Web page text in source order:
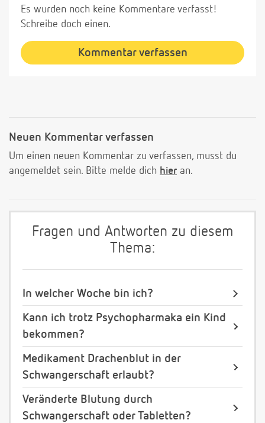
Es wurden noch keine Kommentare verfasst!
Schreibe doch einen.
Kommentar verfassen
Neuen Kommentar verfassen
Um einen neuen Kommentar zu verfassen, musst du
angemeldet sein. Bitte melde dich hier an.
Fragen und Antworten zu diesem
Thema:
In welcher Woche bin ich?
Kann ich trotz Psychopharmaka ein Kind
bekommen?
Medikament Drachenblut in der
Schwangerschaft erlaubt?
Veränderte Blutung durch
Schwangerschaft oder Tabletten?